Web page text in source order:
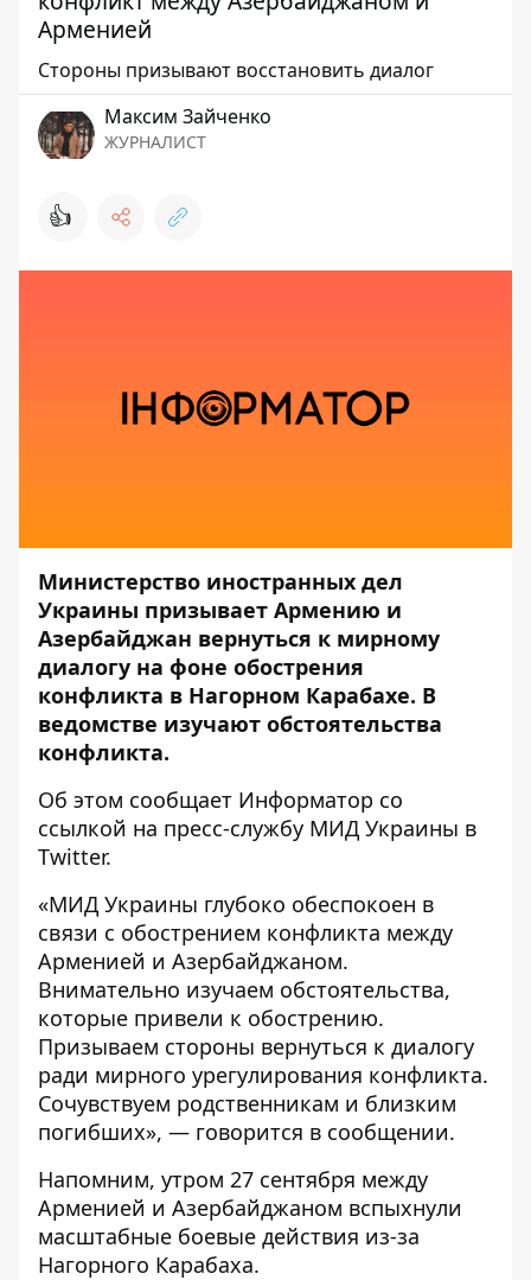
Арменией
Стороны призывают восстановить диалог
Максим Зайченко
ЖУРНАЛИСТ
👍
Министерство иностранных дел
Украины призывает Армению и
Азербайджан вернуться к мирному
диалогу на фоне обострения
конфликта в Нагорном Карабахе. В
ведомстве изучают обстоятельства
конфликта.
Об этом сообщает Информатор со
ссылкой на пресс-службу МИД Украины в
Twitter.
«МИД Украины глубоко обеспокоен в
связи с обострением конфликта между
Арменией и Азербайджаном.
Внимательно изучаем обстоятельства,
которые привели к обострению.
Призываем стороны вернуться к диалогу
ради мирного урегулирования конфликта.
Сочувствуем родственникам и близким
погибших», — говорится в сообщении.
Напомним, утром 27 сентября между
Арменией и Азербайджаном вспыхнули
масштабные боевые действия из-за
Нагорного Карабаха.